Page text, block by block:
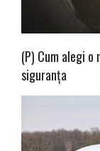
(P) Cum alegi
siguranța